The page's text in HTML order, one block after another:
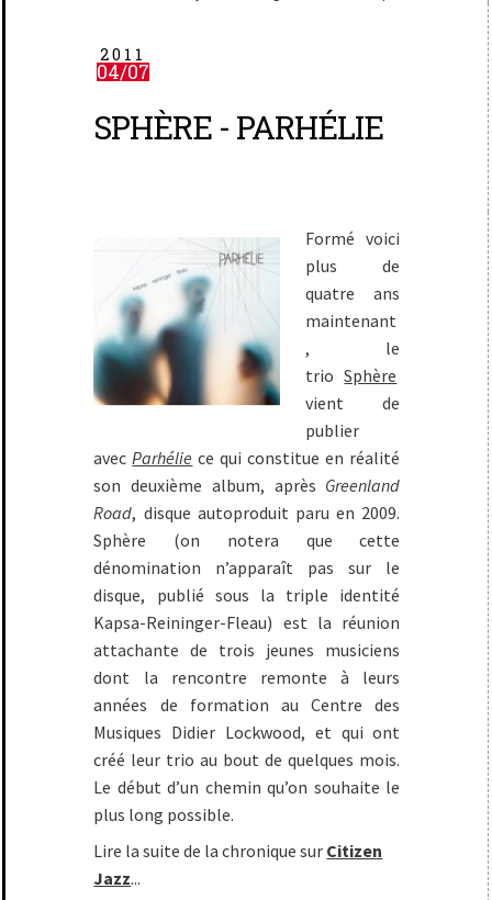
2011
04/07
SPHÈRE - PARHÉLIE
Formé voici
plus de
quatre ans
maintenant
, le
trioSphère
vient de
publier
avecParhélie ce qui constitue en réalité
son deuxième album, après Greenland
Road, disque autoproduit paru en 2009.
Sphère (on notera que cette
dénomination n’apparaît pas sur le
disque, publié sous la triple identité
Kapsa-Reininger-Fleau) est la réunion
attachante de trois jeunes musiciens
dont la rencontre remonte à leurs
années de formation au Centre des
Musiques Didier Lockwood, et qui ont
créé leur trio au bout de quelques mois.
Le début d’un chemin qu’on souhaite le
plus long possible.
Lire la suite de la chronique sur Citizen
Jazz...